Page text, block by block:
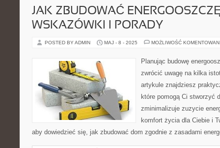
JAK ZBUDOWAĆ
WSKAZÓWKI I PORADY
POSTED BY ADMIN MAJ - 8 - 2025 MOŻLIWOŚĆ
Planując budowę
zwrócić uwagę na kilka
artykule znajdziesz
które pomogą Ci stworzyć
zminimalizuje zuzycie
komfort życia dla Ciebie i
aby dowiedzieć się, jak zbudować dom zgodnie z zasadami